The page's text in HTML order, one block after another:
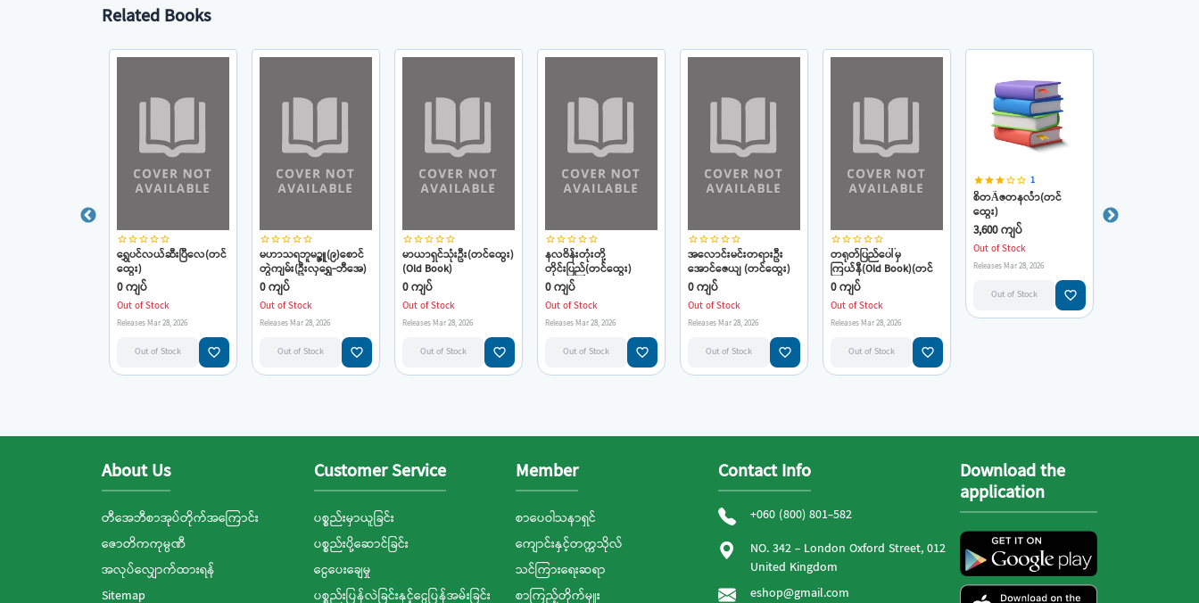
Related Books
star_borderstar_borderstar_borderstar_borderstar_border
ရွှေပင်လယ်ဆီးပြီလေ(တင်
ထွေး)
0 ကျပ်
Out of Stock
Releases Mar 28, 2026
Out of Stock favorite_border
star_borderstar_borderstar_borderstar_borderstar_border
မဟာသရဘူမဉ္ဇူ(၉)စောင်
တွဲကျမ်း(ဦးလှရွှေ-ဘီအေ)
0 ကျပ်
Out of Stock
Releases Mar 28, 2026
Out of Stock favorite_border
star_borderstar_borderstar_borderstar_borderstar_border
မာယာရှင်သုံးဦး(တင်ထွေး)
(Old Book)
0 ကျပ်
Out of Stock
Releases Mar 28, 2026
Out of Stock favorite_border
star_borderstar_borderstar_borderstar_borderstar_border
နလဗိန်းတုံးတို့
တိုင်းပြည်(တင်ထွေး)
0 ကျပ်
Out of Stock
Releases Mar 28, 2026
Out of Stock favorite_border
star_borderstar_borderstar_borderstar_borderstar_border
အလောင်းမင်းတရားဦး
အောင်ဇေယျ (တင်ထွေး)
(Old book)
0 ကျပ်
Out of Stock
Releases Mar 28, 2026
Out of Stock favorite_border
star_borderstar_borderstar_borderstar_borderstar_border
တရုတ်ပြည်ပေါ်မှ
ကြယ်နီ(Old Book)(တင်
ထွေး)
0 ကျပ်
Out of Stock
Releases Mar 28, 2026
Out of Stock favorite_border
starstarstarstar_borderstar_border 1
စိတÃဇတနင်္လာ(တင်
ထွေး)
3,600 ကျပ်
Out of Stock
Releases Mar 28, 2026
Out of Stock favorite_border
About Us
တီအေဘီစာအုပ်တိုက်အကြောင်း
ဇောတိကကုမ္ပဏီ
အလုပ်လျှောက်ထားရန်
Sitemap
Customer Service
ပစ္စည်းမှာယူခြင်း
ပစ္စည်းပို့ဆောင်ခြင်း
ငွေပေးချေမှု
ပစ္စည်းပြန်လဲခြင်းနှင့်ငွေပြန်အမ်းခြင်း
Member
စာပေဝါသနာရှင်
ကျောင်းနှင့်တက္ကသိုလ်
သင်ကြားရေးဆရာ
စာကြည့်တိုက်မှူး
Contact Info
+060 (800) 801-582
NO. 342 - London Oxford Street, 012
United Kingdom
eshop@gmail.com
Download the
application